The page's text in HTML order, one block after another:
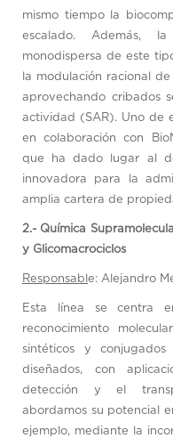
mismo tiempo la
escalado. Además,
monodispersa de este
la modulación racional
aprovechando cribados
actividad (SAR). Uno de
en colaboración con
que ha dado lugar al
innovadora para la
amplia cartera de
2.- Química
y Glicomacrociclos
Responsabl e: Alejandro
Esta línea se centra
reconocimiento
sintéticos y conjugados
diseñados, con
detección y el
abordamos su potencial
ejemplo, mediante la